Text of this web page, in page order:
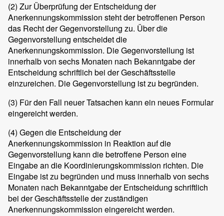
(2) Zur Überprüfung der Entscheidung der
Anerkennungskommission steht der betroffenen Person
das Recht der Gegenvorstellung zu. Über die
Gegenvorstellung entscheidet die
Anerkennungskommission. Die Gegenvorstellung ist
innerhalb von sechs Monaten nach Bekanntgabe der
Entscheidung schriftlich bei der Geschäftsstelle
einzureichen. Die Gegenvorstellung ist zu begründen.
(3) Für den Fall neuer Tatsachen kann ein neues Formular
eingereicht werden.
(4) Gegen die Entscheidung der
Anerkennungskommission in Reaktion auf die
Gegenvorstellung kann die betroffene Person eine
Eingabe an die Koordinierungskommission richten. Die
Eingabe ist zu begründen und muss innerhalb von sechs
Monaten nach Bekanntgabe der Entscheidung schriftlich
bei der Geschäftsstelle der zuständigen
Anerkennungskommission eingereicht werden.